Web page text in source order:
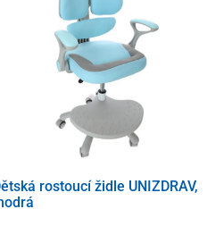
rostoucí židle UNIZDRAV,